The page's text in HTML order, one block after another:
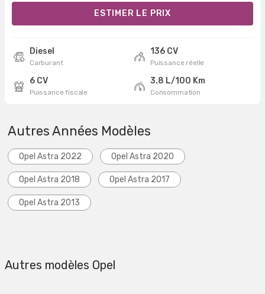
ESTIMER LE PRIX
Diesel
Carburant
136 CV
Puissance réelle
6 CV
Puissance fiscale
3.8 L/100 Km
Consommation
Autres Années Modèles
Opel Astra 2022 Opel Astra 2020
Opel Astra 2018 Opel Astra 2017
Opel Astra 2013
Autres modèles Opel